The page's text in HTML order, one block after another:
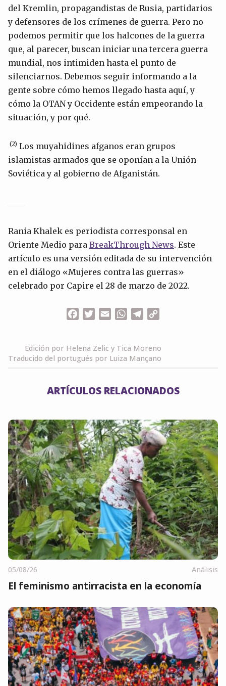
del Kremlin, propagandistas de Rusia, partidarios
y defensores de los crímenes de guerra. Pero no
podemos permitir que los halcones de la guerra
que, al parecer, buscan iniciar una tercera guerra
mundial, nos intimiden hasta el punto de
silenciarnos. Debemos seguir informando a la
gente sobre cómo hemos llegado hasta aquí, y
cómo la OTAN y Occidente están empeorando la
situación, y por qué.
(2) Los muyahidines afganos eran grupos
islamistas armados que se oponían a la Unión
Soviética y al gobierno de Afganistán.
Rania Khalek es periodista corresponsal en
Oriente Medio para BreakThrough News. Este
artículo es una versión editada de su intervención
en el diálogo «Mujeres contra las guerras»
celebrado por Capire el 28 de marzo de 2022.
FacebookTwitterEmailWhatsApp
Telegram
Edición por Helena Zelic y Tica Moreno
Traducido del portugués por Luiza Mançano
ARTÍCULOS RELACIONADOS
05/08/26 Análisis
El feminismo antirracista en la economía